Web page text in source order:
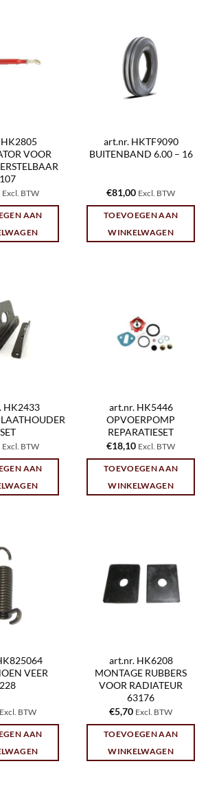
VOOR
Excl. BTW
AAN
art.nr. HKTF9090
BUITENBAND 6.00 – 16
€81,00 Excl. BTW
TOEVOEGEN AAN
WINKELWAGEN
HK2433
SET
Excl. BTW
AAN
art.nr. HK5446
OPVOERPOMP
REPARATIESET
€18,10 Excl. BTW
TOEVOEGEN AAN
WINKELWAGEN
VEER
Excl. BTW
AAN
art.nr. HK6208
MONTAGE RUBBERS
VOOR RADIATEUR
63176
€5,70 Excl. BTW
TOEVOEGEN AAN
WINKELWAGEN